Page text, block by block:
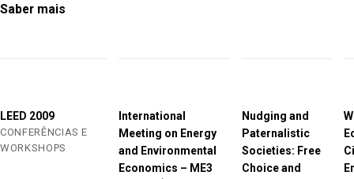
Saber mais
LEED 2009
CONFERÊNCIAS E
WORKSHOPS
International
Meeting on Energy
and Environmental
Economics – ME3
Nudging and
Paternalistic
Societies: Free
Choice and